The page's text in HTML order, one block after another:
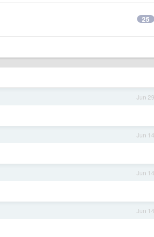
25
Jun 29
Jun 14
Jun 14
Jun 14